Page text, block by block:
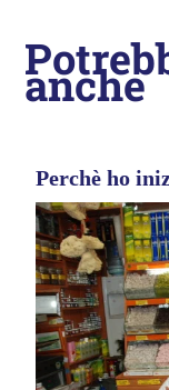
anche
Perchè ho